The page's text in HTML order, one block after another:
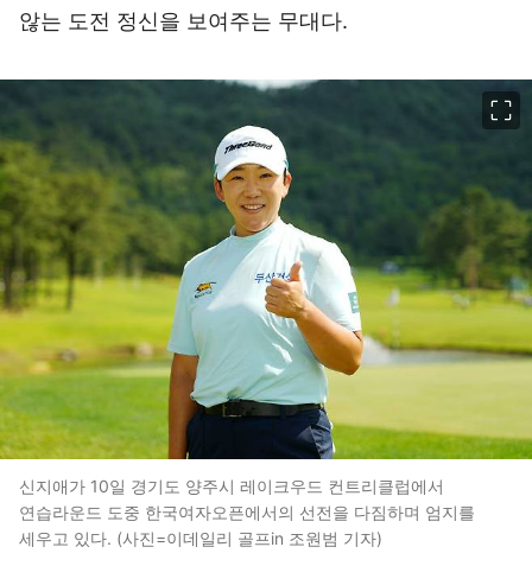
않는 도전 정신을 보여주는 무대다.
신지애가 10일 경기도 양주시 레이크우드 컨트리클럽에서
연습라운드 도중 한국여자오픈에서의 선전을 다짐하며 엄지를
세우고 있다. (사진=이데일리 골프in 조원범 기자)